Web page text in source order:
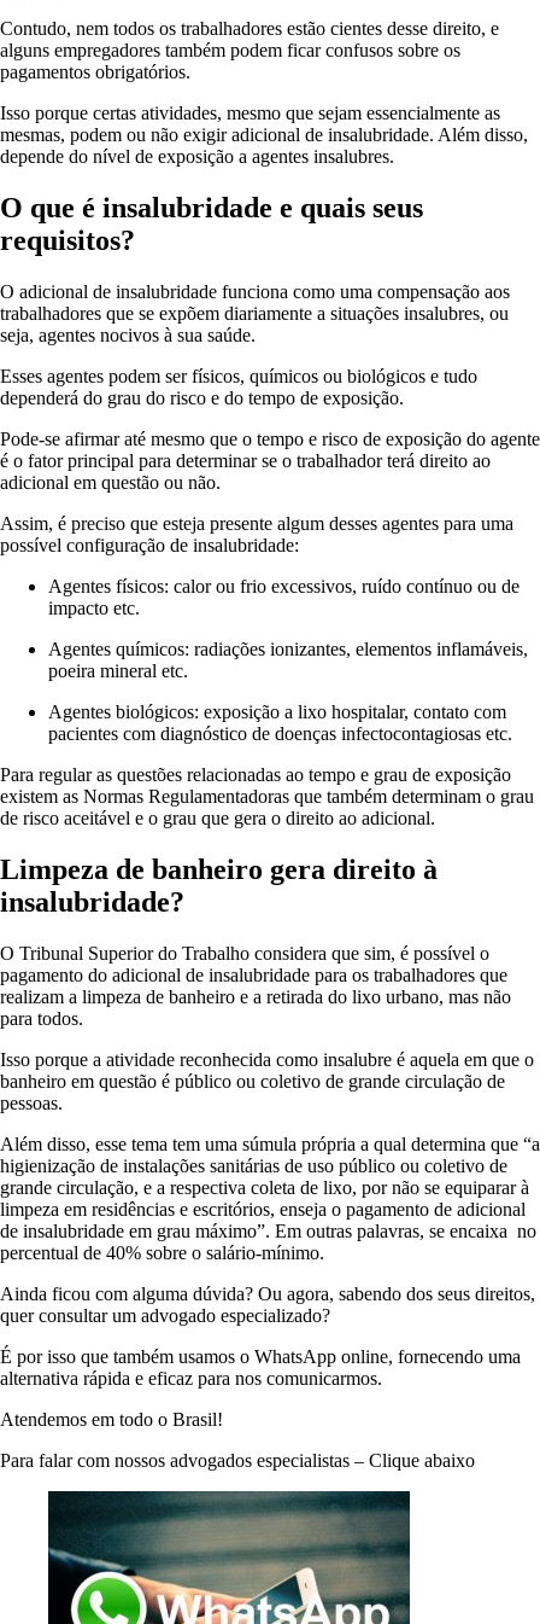
Contudo, nem todos os trabalhadores estão cientes desse direito, e
alguns empregadores também podem ficar confusos sobre os
pagamentos obrigatórios.
Isso porque certas atividades, mesmo que sejam essencialmente as
mesmas, podem ou não exigir adicional de insalubridade. Além disso,
depende do nível de exposição a agentes insalubres.
O que é insalubridade e quais seus
requisitos?
O adicional de insalubridade funciona como uma compensação aos
trabalhadores que se expõem diariamente a situações insalubres, ou
seja, agentes nocivos à sua saúde.
Esses agentes podem ser físicos, químicos ou biológicos e tudo
dependerá do grau do risco e do tempo de exposição.
Pode-se afirmar até mesmo que o tempo e risco de exposição do agente
é o fator principal para determinar se o trabalhador terá direito ao
adicional em questão ou não.
Assim, é preciso que esteja presente algum desses agentes para uma
possível configuração de insalubridade:
Agentes físicos: calor ou frio excessivos, ruído contínuo ou de
impacto etc.
Agentes químicos: radiações ionizantes, elementos inflamáveis,
poeira mineral etc.
Agentes biológicos: exposição a lixo hospitalar, contato com
pacientes com diagnóstico de doenças infectocontagiosas etc.
Para regular as questões relacionadas ao tempo e grau de exposição
existem as Normas Regulamentadoras que também determinam o grau
de risco aceitável e o grau que gera o direito ao adicional.
Limpeza de banheiro gera direito à
insalubridade?
O Tribunal Superior do Trabalho considera que sim, é possível o
pagamento do adicional de insalubridade para os trabalhadores que
realizam a limpeza de banheiro e a retirada do lixo urbano, mas não
para todos.
Isso porque a atividade reconhecida como insalubre é aquela em que o
banheiro em questão é público ou coletivo de grande circulação de
pessoas.
Além disso, esse tema tem uma súmula própria a qual determina que “a
higienização de instalações sanitárias de uso público ou coletivo de
grande circulação, e a respectiva coleta de lixo, por não se equiparar à
limpeza em residências e escritórios, enseja o pagamento de adicional
de insalubridade em grau máximo”. Em outras palavras, se encaixa no
percentual de 40% sobre o salário-mínimo.
Ainda ficou com alguma dúvida? Ou agora, sabendo dos seus direitos,
quer consultar um advogado especializado?
É por isso que também usamos o WhatsApp online, fornecendo uma
alternativa rápida e eficaz para nos comunicarmos.
Atendemos em todo o Brasil!
Para falar com nossos advogados especialistas – Clique abaixo